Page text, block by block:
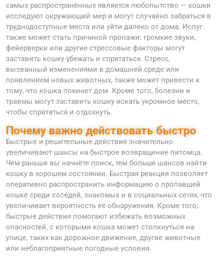
самых распространённых является любопытство — кошки
исследуют окружающий мир и могут случайно забраться в
труднодоступные места или уйти далеко от дома. Испуг
также может стать причиной пропажи: громкие звуки,
фейерверки или другие стрессовые факторы могут
заставить кошку убежать и спрятаться. Стресс,
вызванный изменениями в домашней среде или
появлением новых животных, также может привести к
тому, что кошка покинет дом. Кроме того, болезни и
травмы могут заставить кошку искать укромное место,
чтобы спрятаться и отдохнуть.
Почему важно действовать быстро
Быстрые и решительные действия значительно
увеличивают шансы на быстрое возвращение питомца.
Чем раньше вы начнёте поиск, тем больше шансов найти
кошку в хорошем состоянии. Быстрая реакция позволяет
оперативно распространить информацию о пропавшей
кошке среди соседей, знакомых и в социальных сетях, что
увеличивает вероятность её обнаружения. Кроме того,
быстрые действия помогают избежать возможных
опасностей, с которыми кошка может столкнуться на
улице, таких как дорожное движение, другие животные
или неблагоприятные погодные условия.